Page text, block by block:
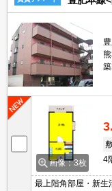
画像：3枚
4
最上階角部屋・新生